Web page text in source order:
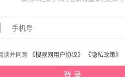
读并同意 《搜款网用户协议》 《隐私政策》